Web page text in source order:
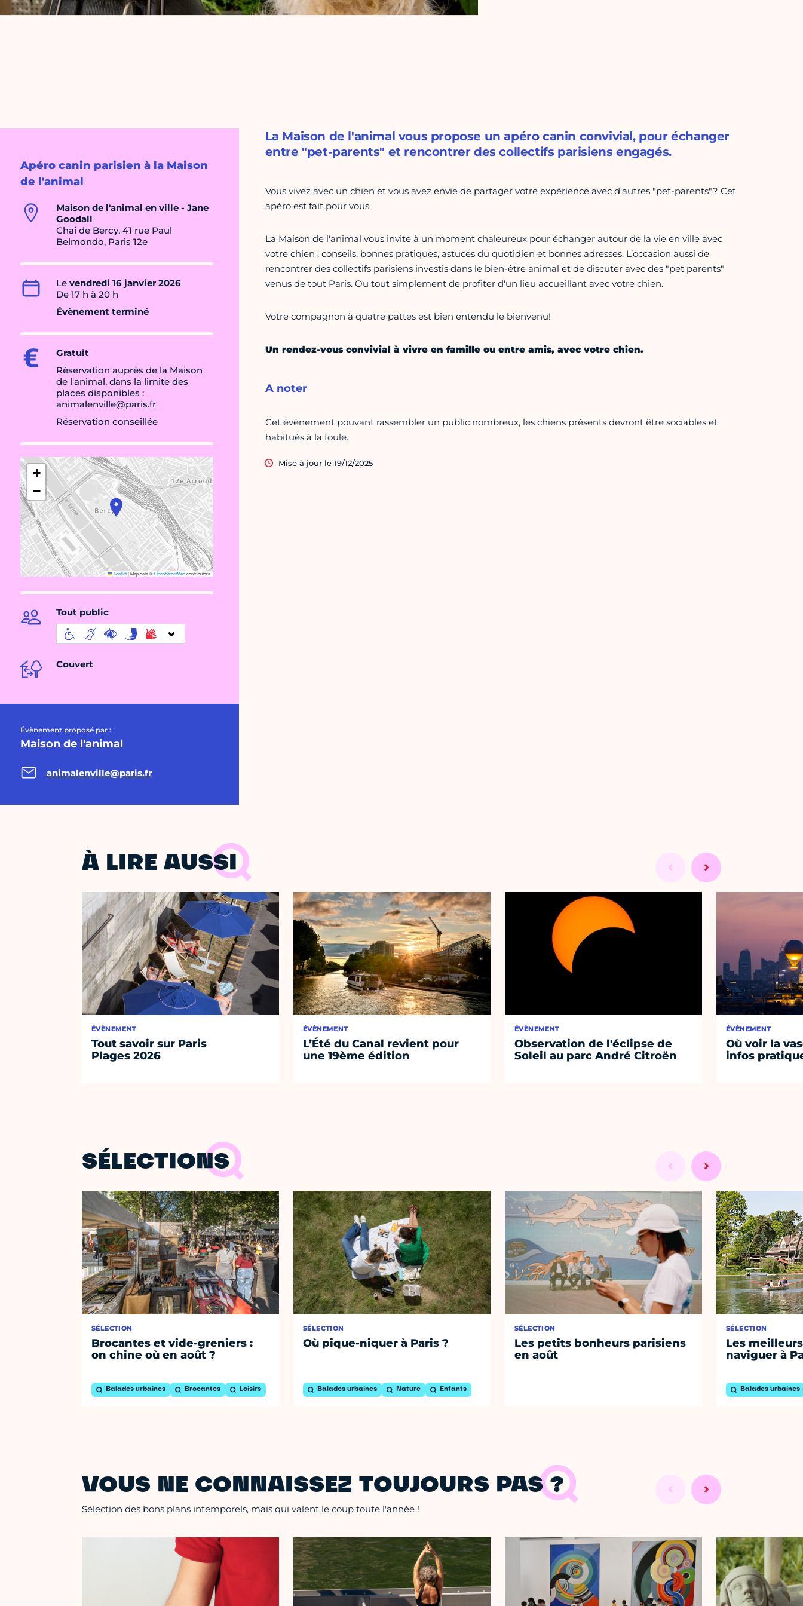
Apéro canin parisien à la Maison
de l'animal
Maison de l'animal en ville - Jane
Goodall
Chai de Bercy, 41 rue Paul
Belmondo, Paris 12e
Le vendredi 16 janvier 2026
De 17 h à 20 h
Évènement terminé
Gratuit
Réservation auprès de la Maison
de l'animal, dans la limite des
places disponibles :
animalenville@paris.fr
Réservation conseillée
+
−
Leaflet|Map data ©OpenStreetMapcontributors
Tout public
Couvert
Évènement proposé par :
Maison de l'animal
animalenville@paris.fr
La Maison de l'animal vous propose un apéro canin convivial, pour échanger
entre "pet-parents" et rencontrer des collectifs parisiens engagés.
Vous vivez avec un chien et vous avez envie de partager votre expérience avec d'autres "pet-parents"? Cet
apéro est fait pour vous.
La Maison de l'animal vous invite à un moment chaleureux pour échanger autour de la vie en ville avec
votre chien : conseils, bonnes pratiques, astuces du quotidien et bonnes adresses. L’occasion aussi de
rencontrer des collectifs parisiens investis dans le bien-être animal et de discuter avec des "pet parents"
venus de tout Paris. Ou tout simplement de profiter d'un lieu accueillant avec votre chien.
Votre compagnon à quatre pattes est bien entendu le bienvenu!
Un rendez-vous convivial à vivre en famille ou entre amis, avec votre chien.
A noter
Cet événement pouvant rassembler un public nombreux, les chiens présents devront être sociables et
habitués à la foule.
Mise à jour le 19/12/2025
À LIRE AUSSI
ÉVÈNEMENT
Tout savoir sur Paris
Plages 2026
ÉVÈNEMENT
L’Été du Canal revient pour
une 19ème édition
ÉVÈNEMENT
Observation de l'éclipse de
Soleil au parc André Citroën
ÉVÈNEMENT
Où voir la
infos
SÉLECTIONS
SÉLECTION
Brocantes et vide-greniers :
on chine où en août ?
Balades urbaines Brocantes Loisirs
SÉLECTION
Où pique-niquer à Paris ?
Balades urbaines Nature Enfants
SÉLECTION
Les petits bonheurs parisiens
en août
SÉLECTION
Les
naviguer à
Balades urbaines
VOUS NE CONNAISSEZ TOUJOURS PAS ?
Sélection des bons plans intemporels, mais qui valent le coup toute l'année !